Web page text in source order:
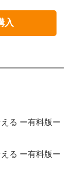
入
る ー有料版ー
る ー有料版ー